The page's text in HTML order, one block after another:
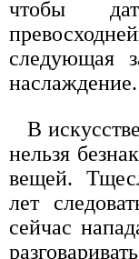
чтобы
следующая
наслаждение.
В
нельзя
вещей.
лет
сейчас